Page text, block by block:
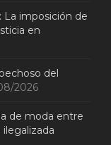
La imposición de
en
del
2026
de moda entre